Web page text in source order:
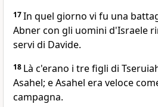
17In quel giorno vi fu una
Abner con gli uomini d'Israele
servi di Davide.
18 Là c'erano i tre figli di
Asahel; e Asahel era veloce
campagna.